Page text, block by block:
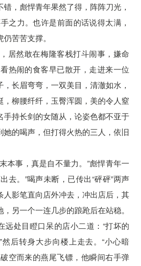
，彪悍青年果然了得，阵阵刀光，
之力。也许是前面的话说得太满，
苦苦支撑。
居然敢在梅隆客栈打斗闹事，嫌命
热闹的食客早已散开，走进来一位
长眉弯弯，一双美目，清澈如水，
，柳腰纤纤，玉臀浑圆，美的令人窒
手持长剑的女随从，论姿色都不亚于
她的喝声，但打得火热的三人，依旧
本事，真是自不量力。”彪悍青年一
去。”喝声未断，已传出“砰砰”两声
人影笔直向店外冲去，冲出店后，其
另一个一连几步的踉跄后在站稳。
远处目瞪口呆的店小二道：“打坏的
后转身大步向楼上走去。“小心暗
空而来的燕尾飞镖，他瞬间右手弹